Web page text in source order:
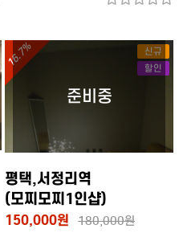
신규
할인
16.7%
평택,서정리역
(모찌모찌1인샵)
150,000원 180,000원